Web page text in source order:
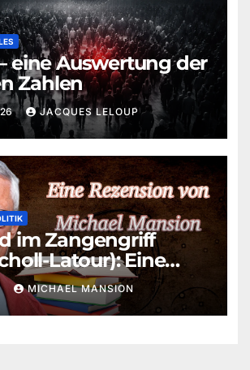
eine Auswertung der
Zahlen
JACQUES LELOUP
im Zangengriff
Latour): Eine
von
MICHAEL MANSION